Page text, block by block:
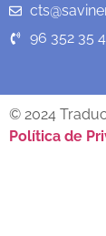
96 352 35
© 2024
Política de